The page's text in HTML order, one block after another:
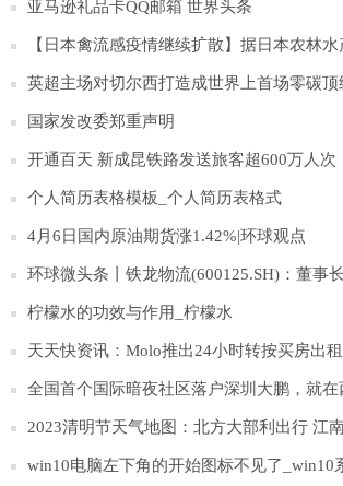
亚马逊礼品卡QQ邮箱 世界头条
【日本禽流感疫情继续扩散】据日本农林水
日本北海道千岁市一处农场发生高致病性
这家农场饲养的约35万只蛋鸡以及同一城市
农场饲养的约4万只蛋鸡都将被扑杀。这是
季报告的第83起疫情。
英超主场对切尔西打造成世界上首场零碳
讯
国家发改委郑重声明
开通百天 新成昆铁路发送旅客超600万人次
个人简历表格模板_个人简历表格式
4月6日国内原油期货涨1.42%|环球观点
环球微头条丨铁龙物流(600125.SH)：董事
柠檬水的功效与作用_柠檬水
天天快资讯：Molo推出24小时转按买房出
全国首个国际暗夜社区落户深圳大鹏，就在
2023清明节天气地图：北方大部利出行 江
win10电脑左下角的开始图标不见了_win10